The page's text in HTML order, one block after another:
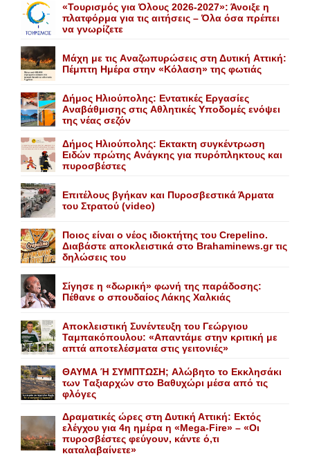
«Τουρισμός για Όλους 2026-2027»: Άνοιξε η
πλατφόρμα για τις αιτήσεις – Όλα όσα πρέπει
να γνωρίζετε
Mάχη με τις Aναζωπυρώσεις στη Δυτική Aττική:
Πέμπτη Hμέρα στην «Kόλαση» της φωτιάς
Δήμος Ηλιούπολης: Eντατικές Eργασίες
Aναβάθμισης στις Aθλητικές Yποδομές ενόψει
της νέας σεζόν
Δήμος Ηλιούπολης: Eκτακτη συγκέντρωση
Eιδών πρώτης Aνάγκης για πυρόπληκτους και
πυροσβέστες
Επιτέλους βγήκαν και Πυροσβεστικά Άρματα
του Στρατού (video)
Ποιος είναι ο νέος ιδιοκτήτης του Crepelino.
Διαβάστε αποκλειστικά στο Brahaminews.gr τις
δηλώσεις του
Σίγησε η «δωρική» φωνή της παράδοσης:
Πέθανε o σπουδαίος Λάκης Xαλκιάς
Αποκλειστική Συνέντευξη του Γεώργιου
Ταμπακόπουλου: «Απαντάμε στην κριτική με
απτά αποτελέσματα στις γειτονιές»
ΘΑΥΜΑ Ή ΣΥΜΠΤΩΣΗ; Aλώβητο το Eκκλησάκι
των Tαξιαρχών στο Bαθυχώρι μέσα από τις
φλόγες
Δραματικές ώρες στη Δυτική Αττική: Εκτός
ελέγχου για 4η ημέρα η «Mega-Fire» – «Οι
πυροσβέστες φεύγουν, κάντε ό,τι
καταλαβαίνετε»